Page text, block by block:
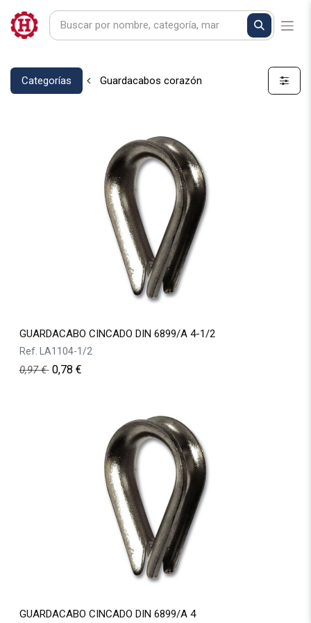
Categorías Guardacabos corazón
GUARDACABO CINCADO DIN 6899/A 4-1/2
Ref. LA1104-1/2
0,97€ 0,78 €
GUARDACABO CINCADO DIN 6899/A 4